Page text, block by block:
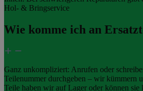
Hol- & Bringservice
Wie komme ich an
Ganz unkompliziert: Anrufen oder
Teilenummer durchgeben – wir kümmern
Teile haben wir auf Lager oder können sie